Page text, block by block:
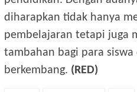
diharapkan tidak hanya
pembelajaran tetapi juga
tambahan bagi para
berkembang. (RED)